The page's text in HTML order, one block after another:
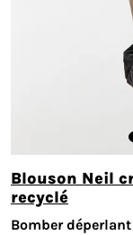
Blouson Neil cross over beige en polyester
recyclé
Bomber déperlant